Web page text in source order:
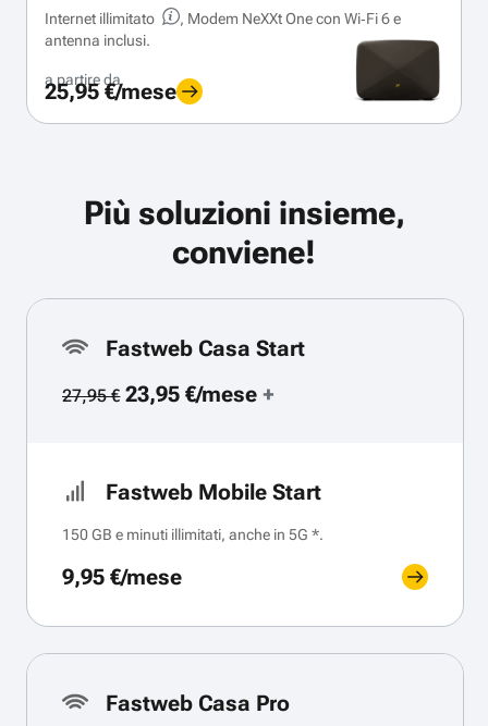
Internet illimitato
, Modem NeXXt One con Wi‑Fi 6 e
antenna inclusi.
a partire da
25,95 €/mese
Più soluzioni insieme,
conviene!
Fastweb Casa Start
27,95 €23,95 €/mese+
Fastweb Mobile Start
150 GB e minuti illimitati, anche in 5G *.
9,95 €/mese
Fastweb Casa Pro